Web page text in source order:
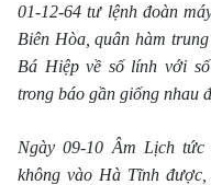
01-12-64tư lệnh đoàn
Biên Hòa, quân hàm
Bá Hiệp về số lính với
trong báo gần giống nhau
Ngày 09-10 Âm Lịch
không vào Hà Tĩnh